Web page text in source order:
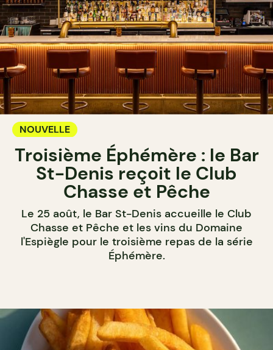
NOUVELLE
Troisième Éphémère : le Bar
St-Denis reçoit le Club
Chasse et Pêche
Le 25 août, le Bar St-Denis accueille le Club
Chasse et Pêche et les vins du Domaine
l'Espiègle pour le troisième repas de la série
Éphémère.